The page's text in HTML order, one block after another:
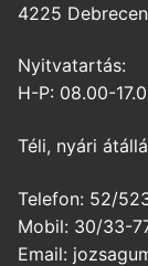
4225
Nyitvatartás:
H-P: 08.00-
Téli, nyári
Telefon: 52/
Mobil: 30/33-
Email: